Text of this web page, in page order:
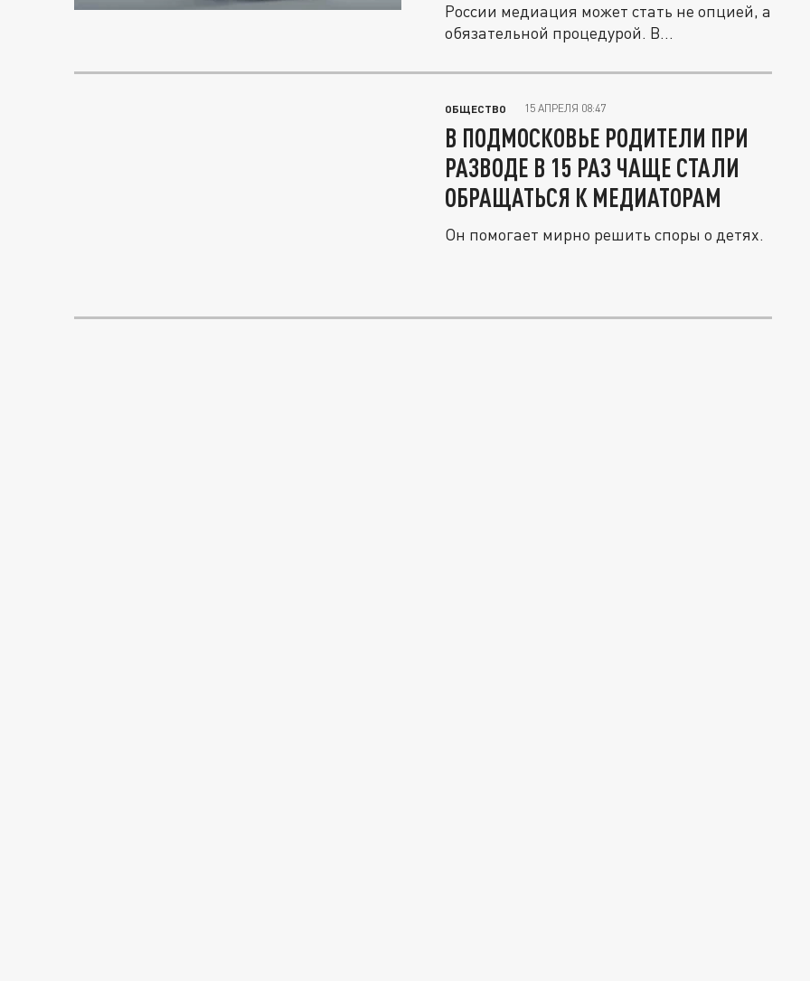
России медиация может стать не опцией, а
обязательной процедурой. В...
ОБЩЕСТВО 15 АПРЕЛЯ 08:47
В ПОДМОСКОВЬЕ РОДИТЕЛИ ПРИ
РАЗВОДЕ В 15 РАЗ ЧАЩЕ СТАЛИ
ОБРАЩАТЬСЯ К МЕДИАТОРАМ
Он помогает мирно решить споры о детях.